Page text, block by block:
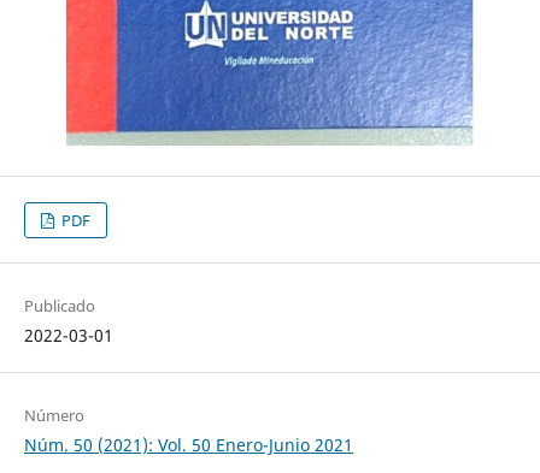
PDF
Publicado
2022-03-01
Número
Núm. 50 (2021): Vol. 50 Enero-Junio 2021